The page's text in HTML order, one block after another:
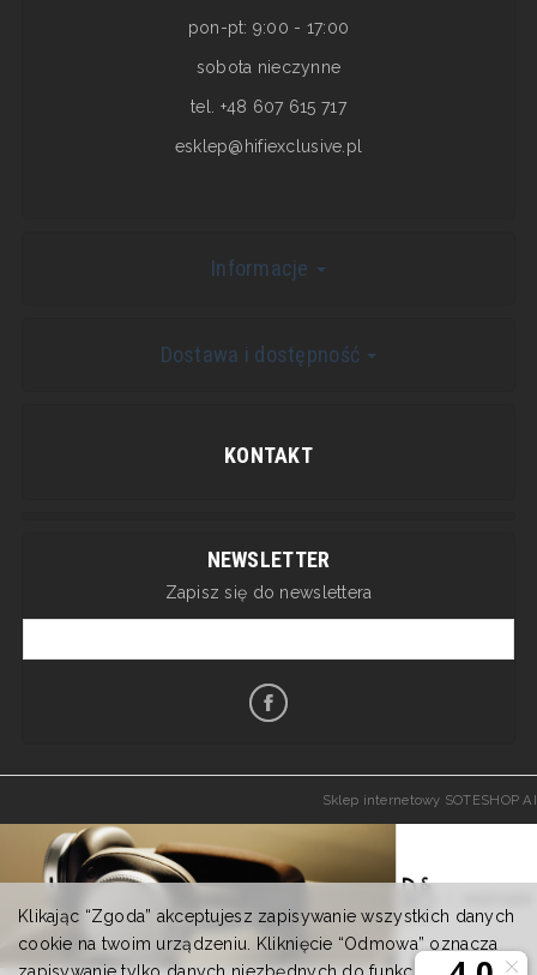
pon-pt: 9:00 - 17:00
sobota nieczynne
tel. +48 607 615 717
esklep@hifiexclusive.pl
Informacje
Dostawa i dostępność
KONTAKT
NEWSLETTER
Zapisz się do newslettera
Sklep internetowy SOTESHOP AI
Klikając “Zgoda” akceptujesz zapisywanie wszystkich danych
cookie na twoim urządzeniu. Kliknięcie “Odmowa” oznacza